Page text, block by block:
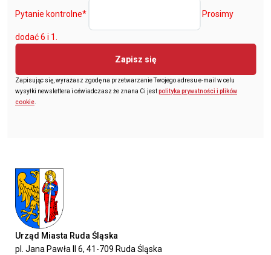
Pytanie kontrolne* Prosimy
dodać 6 i 1.
Zapisz się
Zapisując się, wyrażasz zgodę na przetwarzanie Twojego adresu e-mail w celu
wysyłki newslettera i oświadczasz że znana Ci jestpolityka prywatności i plików
cookie
Urząd Miasta Ruda Śląska
pl. Jana Pawła II 6, 41-709 Ruda Śląska